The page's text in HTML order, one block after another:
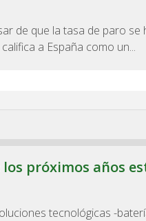
de que la tasa de paro se
a España como un...
próximos años
tecnológicas -